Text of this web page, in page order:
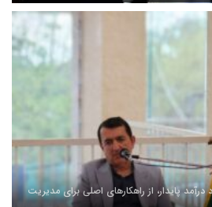
درآمد پایدار، از راهکارهای اصلی برای مدیریت